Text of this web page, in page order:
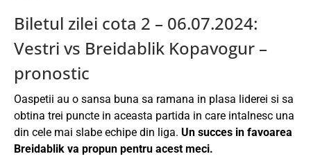
Biletul zilei cota 2 – 06.07.2024:
Vestri vs Breidablik Kopavogur –
pronostic
Oaspetii au o sansa buna sa ramana in plasa liderei si sa
obtina trei puncte in aceasta partida in care intalnesc una
din cele mai slabe echipe din liga. Un succes in favoarea
Breidablik va propun pentru acest meci.